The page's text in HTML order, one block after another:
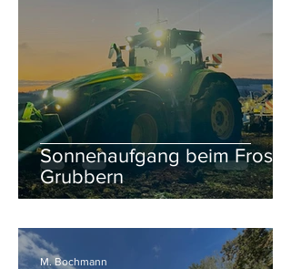
Sonnenaufgang beim Frost-
Grubbern
M. Bochmann